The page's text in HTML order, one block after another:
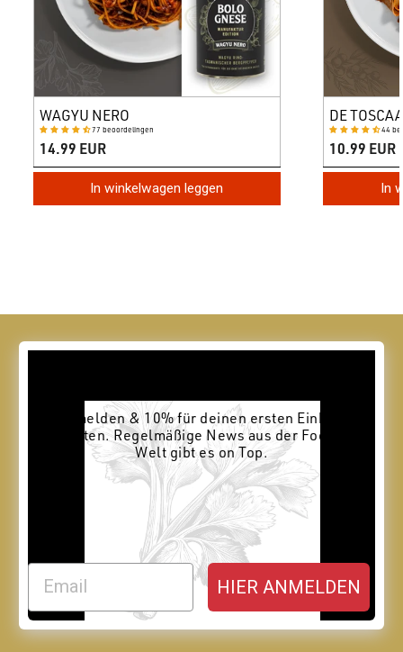
WAGYU NERO
77 beoordelingen
14.99 EUR
In winkelwagen leggen
DE
44
10.99 EUR
In
Anmelden & 10% für deinen ersten Einkauf
erhalten. Regelmäßige News aus der Foodies
Welt gibt es on Top.
EMAIL
HIER ANMELDEN